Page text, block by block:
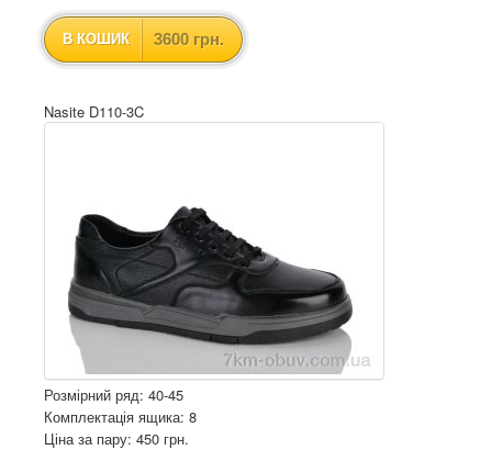
В КОШИК 3600 грн.
Nasite D110-3C
Розмірний ряд: 40-45
Комплектація ящика: 8
Ціна за пару: 450 грн.